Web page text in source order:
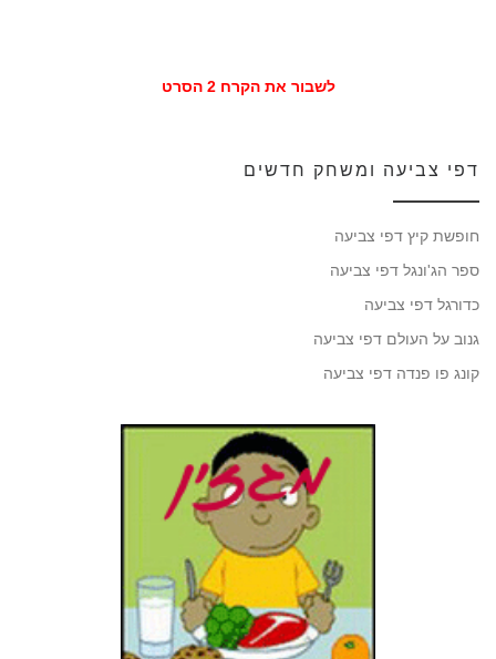
לשבור את הקרח 2 הסרט
דפי צביעה ומשחק חדשים
חופשת קיץ דפי צביעה
ספר הג'ונגל דפי צביעה
כדורגל דפי צביעה
גנוב על העולם דפי צביעה
קונג פו פנדה דפי צביעה